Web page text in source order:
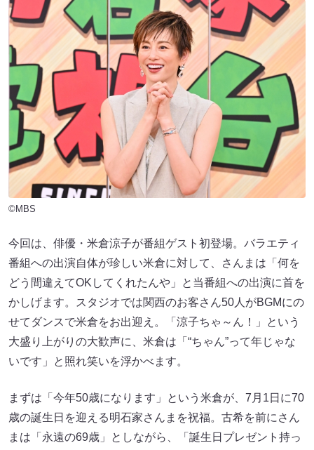
©MBS
今回は、俳優・米倉涼子が番組ゲスト初登場。バラエティ
番組への出演自体が珍しい米倉に対して、さんまは「何を
どう間違えてOKしてくれたんや」と当番組への出演に首を
かしげます。スタジオでは関西のお客さん50人がBGMにの
せてダンスで米倉をお出迎え。「涼子ちゃ～ん！」という
大盛り上がりの大歓声に、米倉は「“ちゃん”って年じゃな
いです」と照れ笑いを浮かべます。
まずは「今年50歳になります」という米倉が、7月1日に70
歳の誕生日を迎える明石家さんまを祝福。古希を前にさん
まは「永遠の69歳」としながら、「誕生日プレゼント持っ